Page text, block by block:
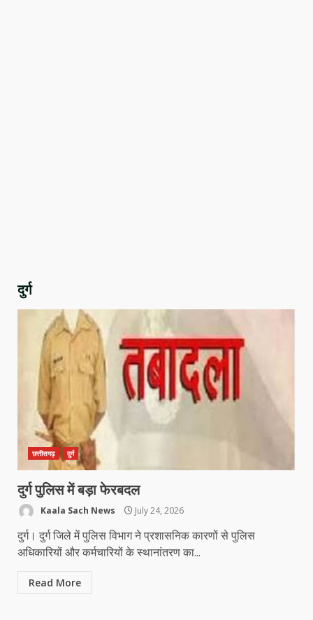
दुर्ग
छत्तीसगढ़ दुर्ग
दुर्ग पुलिस में बड़ा फेरबदल
Kaala Sach News July 24, 2026
दुर्ग। दुर्ग जिले में पुलिस विभाग ने प्रशासनिक कारणों से पुलिस
अधिकारियों और कर्मचारियों के स्थानांतरण का...
Read More